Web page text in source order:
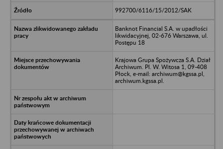
992700/6116/15/2012/SAK
Banknot Financial S.A. w upadłości
likwidacyjnej, 02-676 Warszawa, ul.
Postępu 18
Krajowa Grupa Spożywcza S.A. Dział
Archiwum. Pl. W. Witosa 1, 09-408
Płock, e-mail: archiwum@kgssa.pl,
archiwum.kgssa.pl.